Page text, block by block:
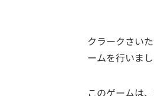
クラークさい
ームを行いまし
このゲームは